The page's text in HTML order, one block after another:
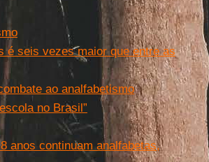
é seis vezes maior que entre as
ao analfabetismo
no Brasil”
anos continuam analfabetas,